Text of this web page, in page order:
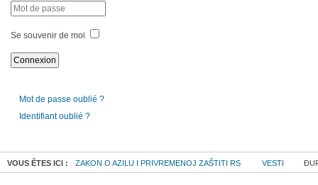
Se souvenir de moi
Mot de passe oublié ?
Identifiant oublié ?
VOUS ÊTES ICI : ZAKON O AZILU I PRIVREMENOJ ZAŠTITI RS VESTI